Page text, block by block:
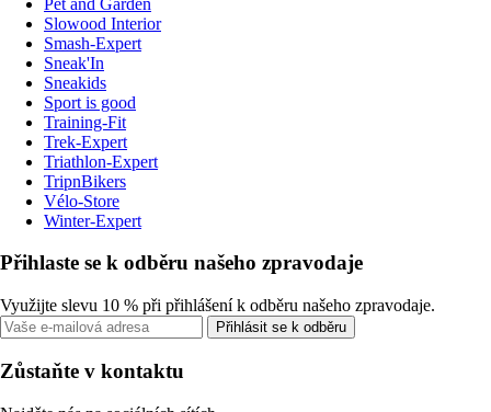
Slowood Interior
Smash-Expert
Sneak'In
Sneakids
Sport is good
Training-Fit
Trek-Expert
Triathlon-Expert
TripnBikers
Vélo-Store
Winter-Expert
Přihlaste se k odběru našeho zpravodaje
Využijte slevu 10 % při přihlášení k odběru našeho zpravodaje.
Přihlásit se k odběru
Zůstaňte v kontaktu